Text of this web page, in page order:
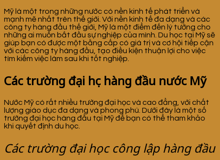
Mỹ là một trong những nước có nền kinh tế phát triển và
mạnh mẽ nhất trên thế giới. Với nền kinh tế đa dạng và các
công ty hàng đầu thế giới, Mỹ là một điểm đến lý tưởng cho
những ai muốn bắt đầu sự nghiệp của mình. Du học tại Mỹ sẽ
giúp bạn có được một bằng cấp có giá trị và cơ hội tiếp cận
với các công ty hàng đầu, tạo điều kiện thuận lợi cho việc
tìm kiếm việc làm sau khi tốt nghiệp.
Các trường đại học hàng đầu nước Mỹ
Nước Mỹ có rất nhiều trường đại học và cao đẳng, với chất
lượng giáo dục đa dạng và phong phú. Dưới đây là một số
trường đại học hàng đầu tại Mỹ để bạn có thể tham khảo
khi quyết định du học.
Các trường đại học công lập hàng đầu